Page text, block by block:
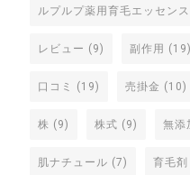
ルプルプ薬用育毛エッセンス
レビュー (9) 副作用 (19)
口コミ (19) 売掛金 (10)
株 (9) 株式 (9) 無添
肌ナチュール (7) 育毛剤